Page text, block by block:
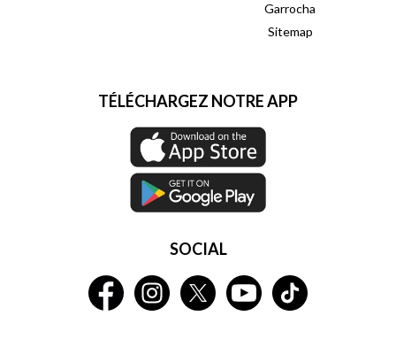
Garrocha
Sitemap
TÉLÉCHARGEZ NOTRE APP
SOCIAL